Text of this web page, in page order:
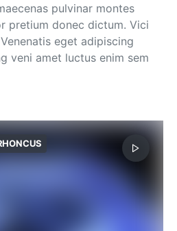
pulvinar montes
pretium donec dictum. Vici
eget adipiscing
veni amet luctus enim sem